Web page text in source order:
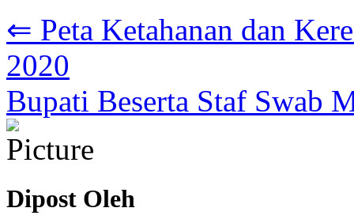
⇐ Peta Ketahanan dan
2020
Bupati Beserta Staf Swab
Dipost Oleh